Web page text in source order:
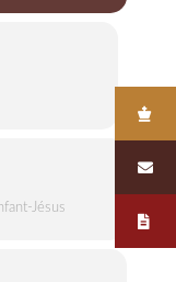
Jésus